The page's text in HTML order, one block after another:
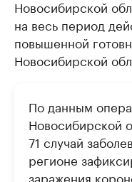
Новосибирской
на весь период
повышенной
Новосибирской
По данным
Новосибирской
71 случай
регионе
заражения